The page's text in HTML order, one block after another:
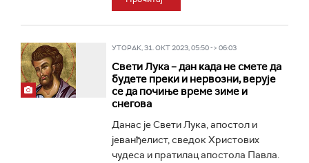
УТОРАК, 31. ОКТ 2023, 05:50 -> 06:03
Свети Лука – дан када не смете да
будете преки и нервозни, верује
се да почиње време зиме и
снегова
Данас је Свети Лука, апостол и
јеванђелист, сведок Христових
чудеса и пратилац апостола Павла.